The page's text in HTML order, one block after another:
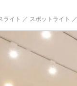
イト ／ スポットライト